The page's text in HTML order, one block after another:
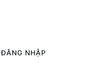
ĐĂNG NHẬP